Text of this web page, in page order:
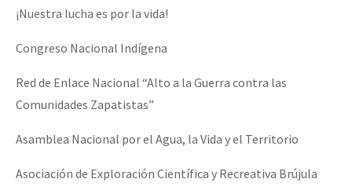
¡Nuestra lucha es por la vida!
Congreso Nacional Indígena
Red de Enlace Nacional “Alto a la Guerra contra las
Comunidades Zapatistas”
Asamblea Nacional por el Agua, la Vida y el Territorio
Asociación de Exploración Científica y Recreativa Brújula